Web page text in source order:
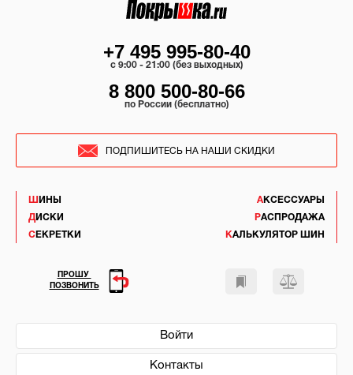
ШИНЫ
ДИСКИ
СЕКРЕТКИ
АКСЕССУАРЫ
РАСПРОДАЖА
КАЛЬКУЛЯТОР ШИН
Войти
Контакты
+7 495 995-80-40
c 9:00 - 21:00 (без выходных)
8 800 500-80-66
по России (бесплатно)
ПОДПИШИТЕСЬ НА НАШИ СКИДКИ
ПРОШУ
ПОЗВОНИТЬ